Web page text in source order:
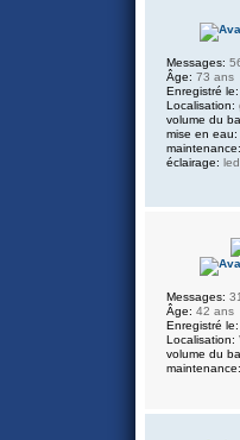
Messages:
Âge: 73 ans
Enregistré le:
Localisation:
volume du
mise en eau:
maintenance:
éclairage: led
Messages:
Âge: 42 ans
Enregistré le:
Localisation:
volume du
maintenance: